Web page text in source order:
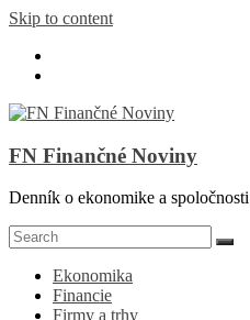
Skip to content
FN Finančné Noviny
Denník o ekonomike a spoločnosti
Ekonomika
Financie
Firmy a trhy